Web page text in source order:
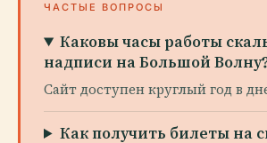
ЧАСТЫЕ ВОПРОСЫ
Каковы часы работы
надписи на Большой
Сайт доступен круглый год в
Как получить билеты на